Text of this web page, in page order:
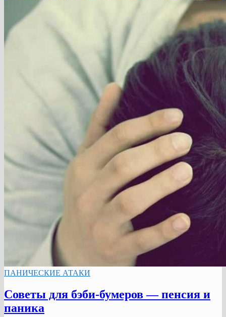
ПАНИЧЕСКИЕ АТАКИ
Советы для бэби-бумеров — пенсия и
паника